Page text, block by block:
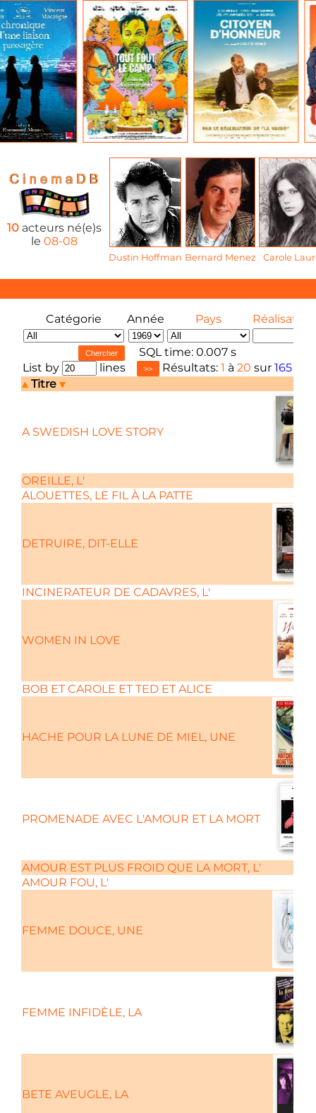
10acteurs né(e)s
le 08-08
Dustin Hoffman Bernard Menez Carole
Catégorie Année Pays Réalisateur
SQL time: 0.007 s
List by
lines Résultats: 1 à 20 sur 165
Titre
A SWEDISH LOVE STORY
OREILLE, L'
ALOUETTES, LE FIL À LA PATTE
DETRUIRE, DIT-ELLE
INCINERATEUR DE CADAVRES, L'
WOMEN IN LOVE
BOB ET CAROLE ET TED ET ALICE
HACHE POUR LA LUNE DE MIEL, UNE
PROMENADE AVEC L'AMOUR ET LA MORT
AMOUR EST PLUS FROID QUE LA MORT, L'
AMOUR FOU, L'
FEMME DOUCE, UNE
FEMME INFIDÈLE, LA
BETE AVEUGLE, LA